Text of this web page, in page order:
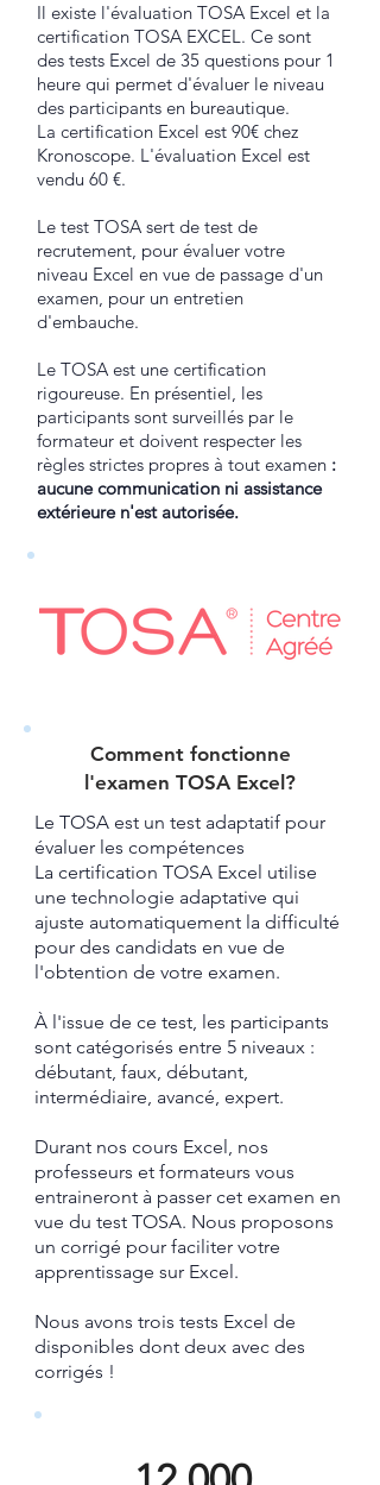
Il existe l'évaluation TOSA Excel et la
certification TOSA EXCEL. Ce sont
des tests Excel de 35 questions pour 1
heure qui permet d'évaluer le niveau
des participants en bureautique.
La certification Excel est 90€ chez
Kronoscope. L'évaluation Excel est
vendu 60 €.
Le test TOSA sert de test de
recrutement, pour évaluer votre
niveau Excel en vue de passage d'un
examen, pour un entretien
d'embauche.
Le TOSA est une certification
rigoureuse. En présentiel, les
participants sont surveillés par le
formateur et doivent respecter les
règles strictes propres à tout examen :
aucune communication ni assistance
extérieure n'est autorisée.
Comment fonctionne
l'examen TOSA Excel?​
Le TOSA est un test adaptatif pour
évaluer les compétences
La certification TOSA Excel utilise
une technologie adaptative qui
ajuste automatiquement la difficulté
pour des candidats en vue de
l'obtention de votre examen.
À l'issue de ce test, les participants
sont catégorisés entre 5 niveaux :
débutant, faux, débutant,
intermédiaire, avancé, expert.
Durant nos cours Excel, nos
professeurs et formateurs vous
entraineront à passer cet examen en
vue du test TOSA. ​ Nous proposons
un corrigé pour faciliter votre
apprentissage sur Excel.​
Nous avons trois tests Excel de
disponibles dont deux avec des
corrigés !